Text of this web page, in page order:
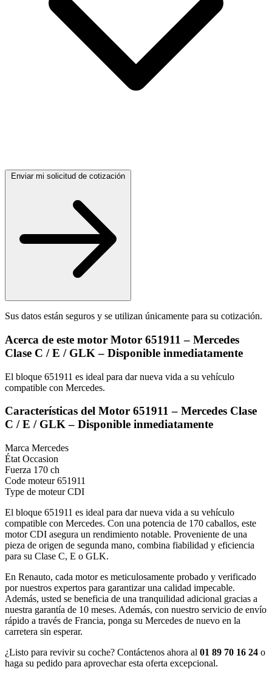
Enviar mi solicitud de cotización
Sus datos están seguros y se utilizan únicamente para su cotización.
Acerca de este motor Motor 651911 – Mercedes
Clase C / E / GLK – Disponible inmediatamente
El bloque 651911 es ideal para dar nueva vida a su vehículo
compatible con Mercedes.
Características del Motor 651911 – Mercedes Clase
C / E / GLK – Disponible inmediatamente
Marca Mercedes
État Occasion
Fuerza 170 ch
Code moteur651911
Type de moteurCDI
El bloque 651911 es ideal para dar nueva vida a su vehículo
compatible con Mercedes. Con una potencia de 170 caballos, este
motor CDI asegura un rendimiento notable. Proveniente de una
pieza de origen de segunda mano, combina fiabilidad y eficiencia
para su Clase C, E o GLK.
En Renauto, cada motor es meticulosamente probado y verificado
por nuestros expertos para garantizar una calidad impecable.
Además, usted se beneficia de una tranquilidad adicional gracias a
nuestra garantía de 10 meses. Además, con nuestro servicio de envío
rápido a través de Francia, ponga su Mercedes de nuevo en la
carretera sin esperar.
¿Listo para revivir su coche? Contáctenos ahora al 01 89 70 16 24 o
haga su pedido para aprovechar esta oferta excepcional.